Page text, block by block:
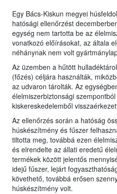
Egy Bács-Kiskun megyei
hatósági ellenőrzést
egység nem tartotta be az
vonatkozó előírásokat, az általa
néhánynak nem volt
Az üzemben a hűtött
(főzés) céljára használták,
az udvaron tárolták. Az
élelmiszerbiztonsági
kiskereskedelemből
Az ellenőrzés során a hatóság
húskészítmény és fűszer
tiltotta meg, továbbá ezen
és elrendelte az állati eredetű
termékek között jelentős
idejű fűszer, lejárt
követhető, továbbá erősen
húskészítmény volt.